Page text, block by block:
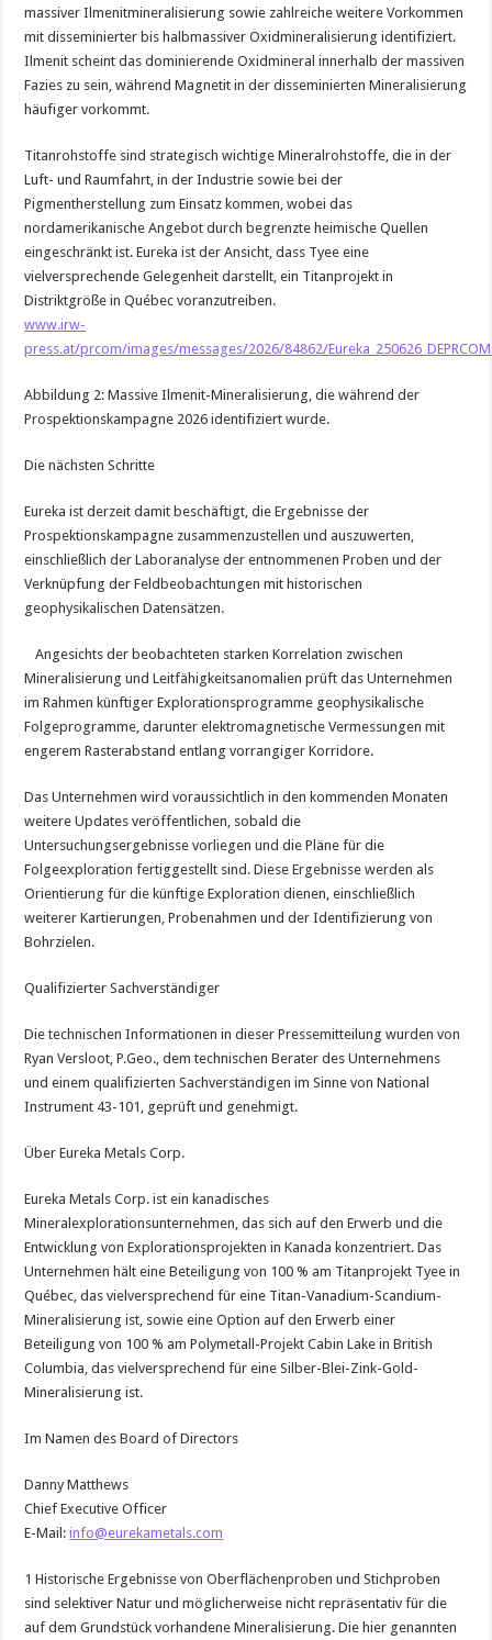
massiver Ilmenitmineralisierung sowie zahlreiche weitere Vorkommen
mit disseminierter bis halbmassiver Oxidmineralisierung identifiziert.
Ilmenit scheint das dominierende Oxidmineral innerhalb der massiven
Fazies zu sein, während Magnetit in der disseminierten Mineralisierung
häufiger vorkommt.
Titanrohstoffe sind strategisch wichtige Mineralrohstoffe, die in der
Luft- und Raumfahrt, in der Industrie sowie bei der
Pigmentherstellung zum Einsatz kommen, wobei das
nordamerikanische Angebot durch begrenzte heimische Quellen
eingeschränkt ist. Eureka ist der Ansicht, dass Tyee eine
vielversprechende Gelegenheit darstellt, ein Titanprojekt in
Distriktgröße in Québec voranzutreiben.
www.irw-
press.at/prcom/images/messages/2026/84862/
Abbildung 2: Massive Ilmenit-Mineralisierung, die während der
Prospektionskampagne 2026 identifiziert wurde.
Die nächsten Schritte
Eureka ist derzeit damit beschäftigt, die Ergebnisse der
Prospektionskampagne zusammenzustellen und auszuwerten,
einschließlich der Laboranalyse der entnommenen Proben und der
Verknüpfung der Feldbeobachtungen mit historischen
geophysikalischen Datensätzen.
Angesichts der beobachteten starken Korrelation zwischen
Mineralisierung und Leitfähigkeitsanomalien prüft das Unternehmen
im Rahmen künftiger Explorationsprogramme geophysikalische
Folgeprogramme, darunter elektromagnetische Vermessungen mit
engerem Rasterabstand entlang vorrangiger Korridore.
Das Unternehmen wird voraussichtlich in den kommenden Monaten
weitere Updates veröffentlichen, sobald die
Untersuchungsergebnisse vorliegen und die Pläne für die
Folgeexploration fertiggestellt sind. Diese Ergebnisse werden als
Orientierung für die künftige Exploration dienen, einschließlich
weiterer Kartierungen, Probenahmen und der Identifizierung von
Bohrzielen.
Qualifizierter Sachverständiger
Die technischen Informationen in dieser Pressemitteilung wurden von
Ryan Versloot, P.Geo., dem technischen Berater des Unternehmens
und einem qualifizierten Sachverständigen im Sinne von National
Instrument 43-101, geprüft und genehmigt.
Über Eureka Metals Corp.
Eureka Metals Corp. ist ein kanadisches
Mineralexplorationsunternehmen, das sich auf den Erwerb und die
Entwicklung von Explorationsprojekten in Kanada konzentriert. Das
Unternehmen hält eine Beteiligung von 100 % am Titanprojekt Tyee in
Québec, das vielversprechend für eine Titan-Vanadium-Scandium-
Mineralisierung ist, sowie eine Option auf den Erwerb einer
Beteiligung von 100 % am Polymetall-Projekt Cabin Lake in British
Columbia, das vielversprechend für eine Silber-Blei-Zink-Gold-
Mineralisierung ist.
Im Namen des Board of Directors
Danny Matthews
Chief Executive Officer
E-Mail:info@eurekametals.com
1 Historische Ergebnisse von Oberflächenproben und Stichproben
sind selektiver Natur und möglicherweise nicht repräsentativ für die
auf dem Grundstück vorhandene Mineralisierung. Die hier genannten